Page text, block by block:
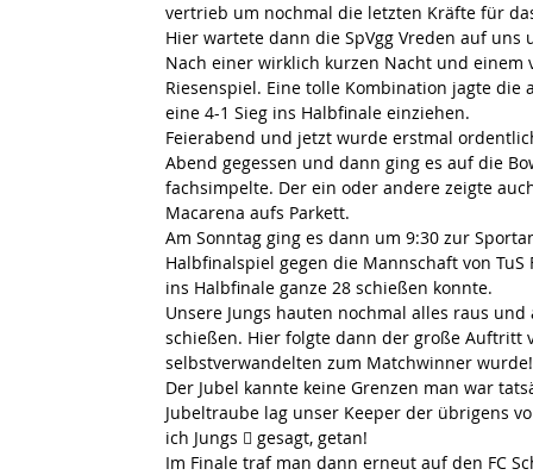
vertrieb um nochmal die letzten Kräfte für
Hier wartete dann die SpVgg Vreden auf
Nach einer wirklich kurzen Nacht und
Riesenspiel. Eine tolle Kombination jagte
eine 4-1 Sieg ins Halbfinale einziehen.
Feierabend und jetzt wurde erstmal
Abend gegessen und dann ging es auf die
fachsimpelte. Der ein oder andere zeigte
Macarena aufs Parkett.
Am Sonntag ging es dann um 9:30 zur
Halbfinalspiel gegen die Mannschaft von
ins Halbfinale ganze 28 schießen konnte.
Unsere Jungs hauten nochmal alles raus
schießen. Hier folgte dann der große
selbstverwandelten zum Matchwinner
Der Jubel kannte keine Grenzen man war
Jubeltraube lag unser Keeper der übrigens
ich Jungs  gesagt, getan!
Im Finale traf man dann erneut auf den FC